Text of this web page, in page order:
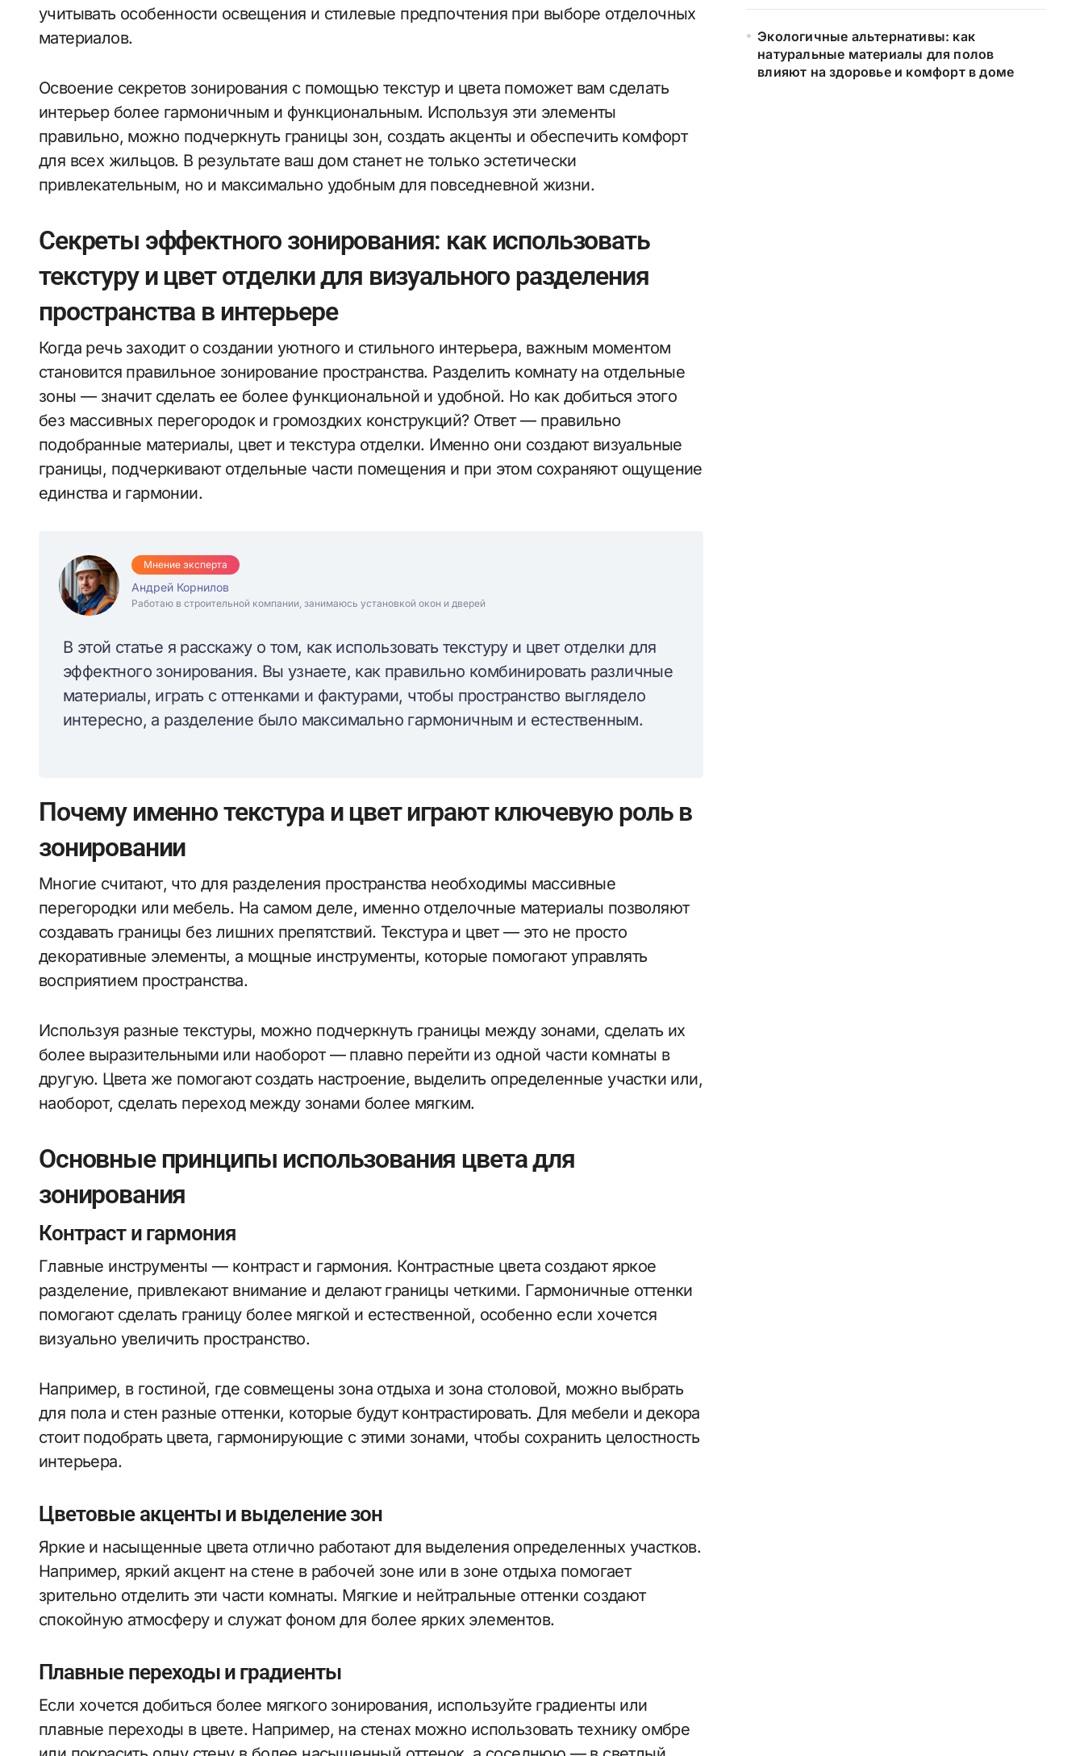
учитывать особенности освещения и стилевые предпочтения при выборе отделочных
материалов.
Освоение секретов зонирования с помощью текстур и цвета поможет вам сделать
интерьер более гармоничным и функциональным. Используя эти элементы
правильно, можно подчеркнуть границы зон, создать акценты и обеспечить комфорт
для всех жильцов. В результате ваш дом станет не только эстетически
привлекательным, но и максимально удобным для повседневной жизни.
Секреты эффектного зонирования: как использовать
текстуру и цвет отделки для визуального разделения
пространства в интерьере
Когда речь заходит о создании уютного и стильного интерьера, важным моментом
становится правильное зонирование пространства. Разделить комнату на отдельные
зоны — значит сделать ее более функциональной и удобной. Но как добиться этого
без массивных перегородок и громоздких конструкций? Ответ — правильно
подобранные материалы, цвет и текстура отделки. Именно они создают визуальные
границы, подчеркивают отдельные части помещения и при этом сохраняют ощущение
единства и гармонии.
Мнение эксперта
Андрей Корнилов
Работаю в строительной компании, занимаюсь установкой окон и дверей
В этой статье я расскажу о том, как использовать текстуру и цвет отделки для
эффектного зонирования. Вы узнаете, как правильно комбинировать различные
материалы, играть с оттенками и фактурами, чтобы пространство выглядело
интересно, а разделение было максимально гармоничным и естественным.
Почему именно текстура и цвет играют ключевую роль в
зонировании
Многие считают, что для разделения пространства необходимы массивные
перегородки или мебель. На самом деле, именно отделочные материалы позволяют
создавать границы без лишних препятствий. Текстура и цвет — это не просто
декоративные элементы, а мощные инструменты, которые помогают управлять
восприятием пространства.
Используя разные текстуры, можно подчеркнуть границы между зонами, сделать их
более выразительными или наоборот — плавно перейти из одной части комнаты в
другую. Цвета же помогают создать настроение, выделить определенные участки или,
наоборот, сделать переход между зонами более мягким.
Основные принципы использования цвета для
зонирования
Контраст и гармония
Главные инструменты — контраст и гармония. Контрастные цвета создают яркое
разделение, привлекают внимание и делают границы четкими. Гармоничные оттенки
помогают сделать границу более мягкой и естественной, особенно если хочется
визуально увеличить пространство.
Например, в гостиной, где совмещены зона отдыха и зона столовой, можно выбрать
для пола и стен разные оттенки, которые будут контрастировать. Для мебели и декора
стоит подобрать цвета, гармонирующие с этими зонами, чтобы сохранить целостность
интерьера.
Цветовые акценты и выделение зон
Яркие и насыщенные цвета отлично работают для выделения определенных участков.
Например, яркий акцент на стене в рабочей зоне или в зоне отдыха помогает
зрительно отделить эти части комнаты. Мягкие и нейтральные оттенки создают
спокойную атмосферу и служат фоном для более ярких элементов.
Плавные переходы и градиенты
Если хочется добиться более мягкого зонирования, используйте градиенты или
плавные переходы в цвете. Например, на стенах можно использовать технику омбре
Экологичные альтернативы: как
натуральные материалы для полов
влияют на здоровье и комфорт в доме